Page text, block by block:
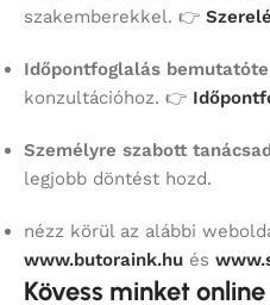
szakemberekkel. 👉
Időpontfoglalás
konzultációhoz. 👉
Személyre szabott
legjobb döntést hozd.
nézz körül az alábbi
www.butoraink.hu és
Kövess minket online